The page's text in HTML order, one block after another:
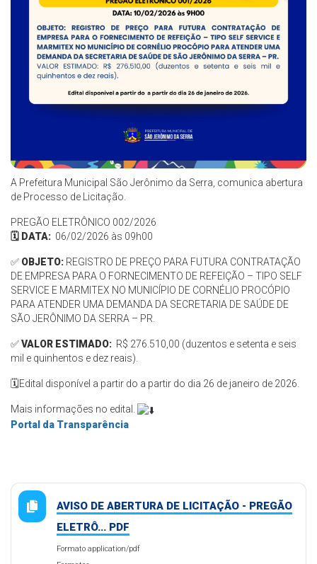
A Prefeitura Municipal São Jerônimo da Serra, comunica abertura
de Processo de Licitação.
PREGÃO ELETRÔNICO 002/2026
🗓️ DATA: 06/02/2026 às 09h00
✅ OBJETO: REGISTRO DE PREÇO PARA FUTURA CONTRATAÇÃO
DE EMPRESA PARA O FORNECIMENTO DE REFEIÇÃO – TIPO SELF
SERVICE E MARMITEX NO MUNICÍPIO DE CORNÉLIO PROCÓPIO
PARA ATENDER UMA DEMANDA DA SECRETARIA DE SAÚDE DE
SÃO JERÔNIMO DA SERRA – PR.
✅VALOR ESTIMADO: R$ 276.510,00 (duzentos e setenta e seis
mil e quinhentos e dez reais).
🗓️Edital disponível a partir do a partir do dia 26 de janeiro de 2026.
Mais informações no edital.
Portal da Transparência
AVISO DE ABERTURA DE LICITAÇÃO - PREGÃO
ELETRÔ... PDF
Formato application/pdf